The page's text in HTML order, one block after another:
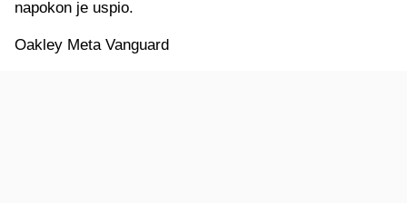
napokon je uspio.
Oakley Meta Vanguard